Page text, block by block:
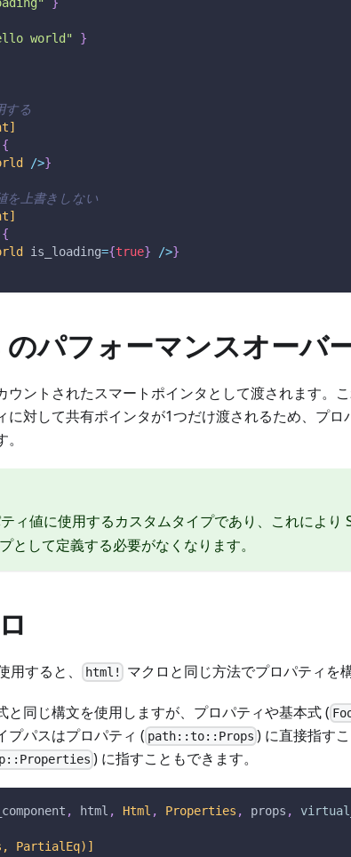
world"
}
する
{
/>}
上書きしない
{
is_loading={true} />}
パフォーマンスオーバ
ウントされたスマートポインタとして渡されます。
に対して共有ポインタが1つだけ渡されるため、プ
ィ値に使用するカスタムタイプであり、これにより
として定義する必要がなくなります。
用すると、 html! マクロと同じ方法でプロパティを
と同じ構文を使用しますが、プロパティや基本式 (
プパスはプロパティ ( path::to::Props ) に直接指す
) に指すこともできます。
, html , Html , Properties , props ,
PartialEq)]